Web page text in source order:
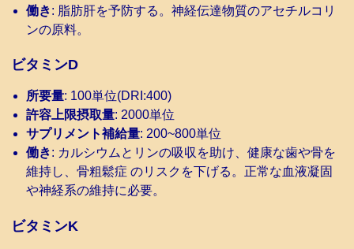
働き: 脂肪肝を予防する。神経伝達物質のアセチルコリ
ンの原料。
ビタミンD
所要量: 100単位(DRI:400)
許容上限摂取量: 2000単位
サプリメント補給量: 200~800単位
働き: カルシウムとリンの吸収を助け、健康な歯や骨を
維持し、骨粗鬆症 のリスクを下げる。正常な血液凝固
や神経系の維持に必要。
ビタミンK